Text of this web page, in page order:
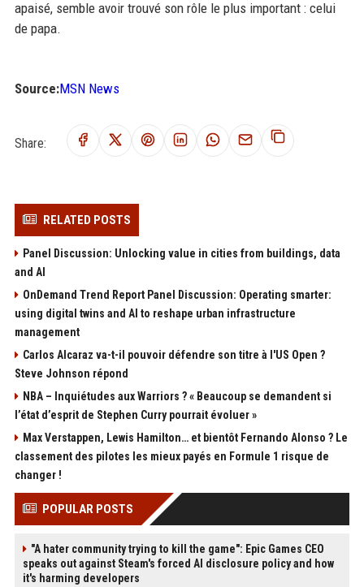
apaisé, semble avoir trouvé son rôle le plus important : celui
de papa.
Source:MSN News
Share:
RELATED POSTS
Panel Discussion: Unlocking value in cities from buildings, data
and AI
OnDemand Trend Report Panel Discussion: Operating smarter:
using digital twins and AI to reshape urban infrastructure
management
Carlos Alcaraz va-t-il pouvoir défendre son titre à l'US Open ?
Steve Johnson répond
NBA – Inquiétudes aux Warriors ? « Beaucoup se demandent si
l’état d’esprit de Stephen Curry pourrait évoluer »
Max Verstappen, Lewis Hamilton… et bientôt Fernando Alonso ? Le
classement des pilotes les mieux payés en Formule 1 risque de
changer !
POPULAR POSTS
"A hater community trying to kill the game": Epic Games CEO
speaks out against Steam's forced AI disclosure policy and how
it's harming developers